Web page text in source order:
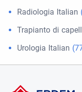
Radiologia Italian
Trapianto di
Urologia Italian